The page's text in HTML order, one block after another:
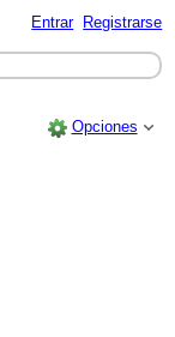
Entrar Registrarse
Opciones